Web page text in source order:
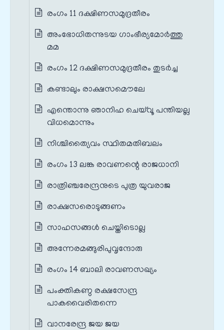
രംഗം 11 ദക്ഷിണസമുദ്രതീരം
അംഭോധിതന്നുടയ ഗാംഭീര്യമോര്‍ത്തു
മമ
രംഗം 12 ദക്ഷിണസമുദ്രതീരം തുടർച്ച
കണ്ടാലും രാക്ഷസമൌലേ
എന്തൊന്നു ഞാനിഹ ചെയ്‌വൂ പന്തിയല്ല
വിധമൊന്നും
നിശ്ചിത്യൈവം സ്ഥിതമതിബലം
രംഗം 13 ലങ്ക രാവണന്റെ രാജധാനി
രാത്രിഞ്ചരേന്ദ്രനുടെ പുത്ര യുവരാജ
രാക്ഷസരൊടുങ്ങണം
സാഹസങ്ങൾ ചെയ്തിടൊല്ല
അന്നേരമങ്ങുരിപുവൃന്ദോരു
രംഗം 14 ബാലി രാവണസഖ്യം
പംക്തികണ്ഠ രക്ഷസേന്ദ്ര
പാകവൈരിതന്നെ
വാനരേന്ദ്ര ജയ ജയ